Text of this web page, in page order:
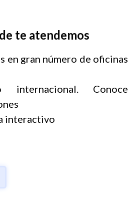
te atendemos
en gran número de oficinas
internacional. Conoce
interactivo